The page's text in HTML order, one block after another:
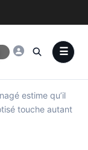
estime qu’il
touche autant